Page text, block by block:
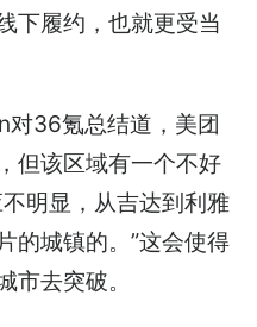
下履约，也就更受当
对36氪总结道，美团
但该区域有一个不好
明显，从吉达到利雅
的城镇的。”这会使得
市去突破。